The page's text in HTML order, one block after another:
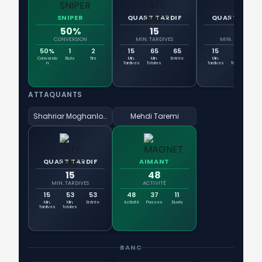
SNIPER
50%
CONVERSION
50%
Conversio
n
1
Buts
2
Tirs
QUART TARDIF
15
MIN. TARDIVES
15
Min.
Tardives
65
Min.
Totales
65
Entrée
QUART
MIN. TARDIVES
15
Min.
Tardives
Totales
ATTAQUANTS
Shahriar Moghanlou
QUART TARDIF
15
MIN. TARDIVES
15
Min.
Tardives
53
Min.
Totales
53
Entrée
Mehdi Taremi
AIMANT
48
ACTIVITÉ
48
Activité
37
Passes
11
Duels
BANC